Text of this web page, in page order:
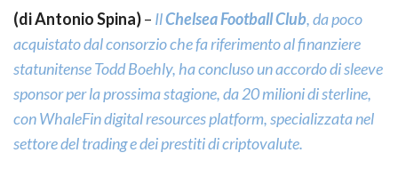
(di Antonio Spina)– IlChelsea Football Club, da poco
acquistato dal consorzio che fa riferimento al finanziere
statunitense Todd Boehly, ha concluso un accordo di sleeve
sponsor per la prossima stagione, da 20 milioni di sterline,
con WhaleFin digital resources platform, specializzata nel
settore del trading e dei prestiti di criptovalute.